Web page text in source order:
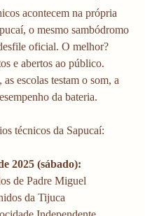
acontecem na própria
o mesmo sambódromo
oficial. O melhor?
e abertos ao público.
as escolas testam o som, a
da bateria.
técnicos da Sapucaí:
2025 (sábado):
de Padre Miguel
da Tijuca